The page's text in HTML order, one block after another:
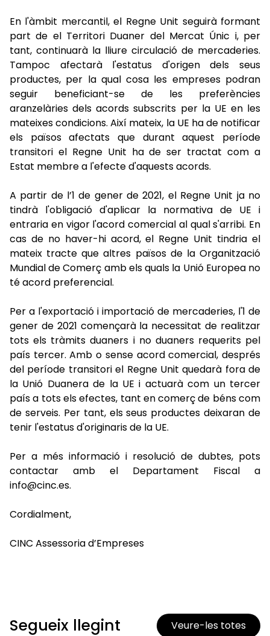
En l'àmbit mercantil, el Regne Unit seguirà formant
part de el Territori Duaner del Mercat Únic i, per
tant, continuarà la lliure circulació de mercaderies.
Tampoc afectarà l'estatus d'origen dels seus
productes, per la qual cosa les empreses podran
seguir beneficiant-se de les preferències
aranzelàries dels acords subscrits per la UE en les
mateixes condicions. Així mateix, la UE ha de notificar
els països afectats que durant aquest període
transitori el Regne Unit ha de ser tractat com a
Estat membre a l'efecte d'aquests acords.
A partir de l’1 de gener de 2021, el Regne Unit ja no
tindrà l'obligació d'aplicar la normativa de UE i
entraria en vigor l'acord comercial al qual s'arribi. En
cas de no haver-hi acord, el Regne Unit tindria el
mateix tracte que altres països de la Organització
Mundial de Comerç amb els quals la Unió Europea no
té acord preferencial.
Per a l'exportació i importació de mercaderies, l'1 de
gener de 2021 començarà la necessitat de realitzar
tots els tràmits duaners i no duaners requerits pel
país tercer. Amb o sense acord comercial, després
del període transitori el Regne Unit quedarà fora de
la Unió Duanera de la UE i actuarà com un tercer
país a tots els efectes, tant en comerç de béns com
de serveis. Per tant, els seus productes deixaran de
tenir l'estatus d'originaris de la UE.
Per a més informació i resolució de dubtes, pots
contactar amb el Departament Fiscal a
info@cinc.es.
Cordialment,
CINC Assessoria d’Empreses
Segueix llegint Veure-les totes